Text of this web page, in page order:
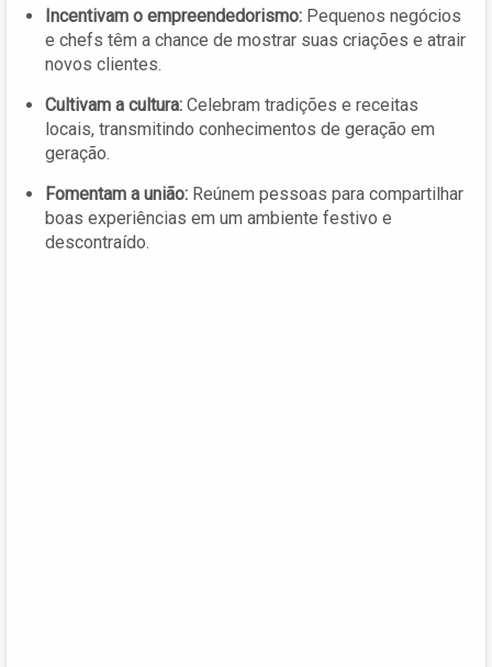
Incentivam o empreendedorismo: Pequenos negócios
e chefs têm a chance de mostrar suas criações e atrair
novos clientes.
Cultivam a cultura: Celebram tradições e receitas
locais, transmitindo conhecimentos de geração em
geração.
Fomentam a união: Reúnem pessoas para compartilhar
boas experiências em um ambiente festivo e
descontraído.